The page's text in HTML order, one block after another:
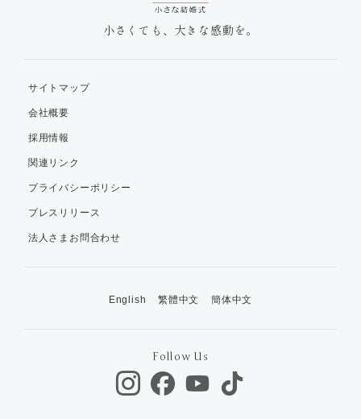
小さくても、大きな感動を。
サイトマップ
会社概要
採用情報
関連リンク
プライバシーポリシー
プレスリリース
法人さまお問合わせ
English 繁體中文 簡体中文
Follow Us